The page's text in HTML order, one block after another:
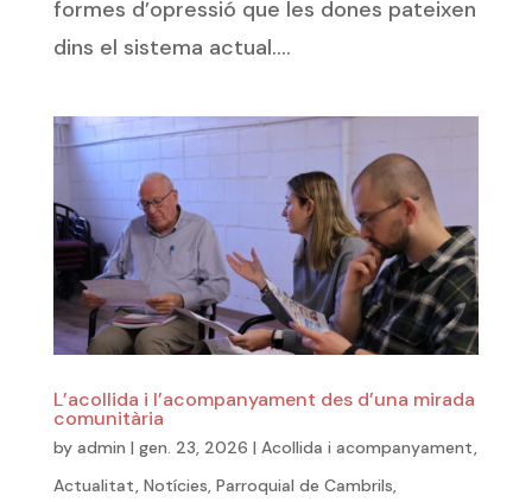
formes d’opressió que les dones pateixen
dins el sistema actual....
L’acollida i l’acompanyament des d’una mirada
comunitària
by admin | gen. 23, 2026 | Acollida i acompanyament
Actualitat Notícies Parroquial de Cambrils